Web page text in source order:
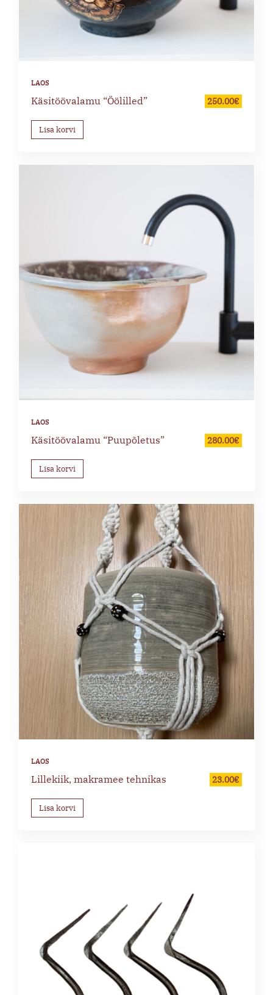
Käsitöövalamu “Öölilled” 250.00€
Lisa korvi
Käsitöövalamu “Puupõletus” 280.00€
Lisa korvi
Lillekiik, makramee tehnikas 23.00€
Lisa korvi